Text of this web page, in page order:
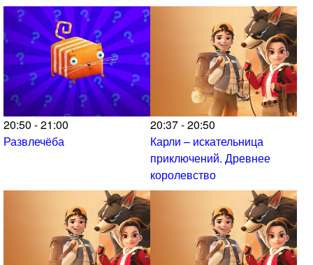
20:50 - 21:00
Развлечёба
20:37 - 20:50
Карли – искательница
приключений. Древнее
королевство